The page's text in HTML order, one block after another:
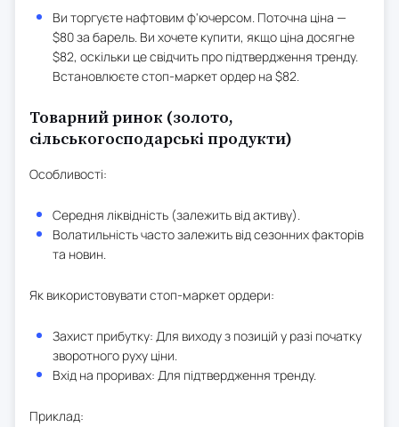
Ви торгуєте нафтовим ф'ючерсом. Поточна ціна —
$80 за барель. Ви хочете купити, якщо ціна досягне
$82, оскільки це свідчить про підтвердження тренду.
Встановлюєте стоп-маркет ордер на $82.
Товарний ринок (золото,
сільськогосподарські продукти)
Особливості:
Середня ліквідність (залежить від активу).
Волатильність часто залежить від сезонних факторів
та новин.
Як використовувати стоп-маркет ордери:
Захист прибутку: Для виходу з позицій у разі початку
зворотного руху ціни.
Вхід на проривах: Для підтвердження тренду.
Приклад: